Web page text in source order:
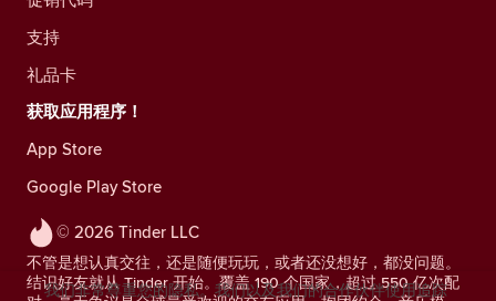
© 2026 Tinder LLC
不管是想认真交往，还是随便玩玩，或者还没想好，都没问题。
结识好友就从 Tinder 开始。覆盖 190 个国家，超过 550 亿次配
支持
礼品卡
获取应用程序！
App Store
Google Play Store
我们非常尊重您的隐私。我们以及我们的合作伙伴使用追踪